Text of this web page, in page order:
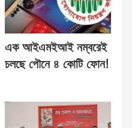
এক আইএমইআই নম্বরেই
চলছে পৌনে ৪ কোটি ফোন!